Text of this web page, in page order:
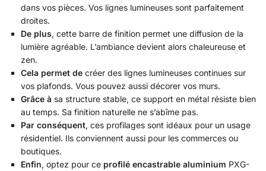
dans vos pièces. Vos lignes lumineuses sont parfaitement
droites.
De plus, cette barre de finition permet une diffusion de la
lumière agréable. L’ambiance devient alors chaleureuse et
zen.
Cela permet de créer des lignes lumineuses continues sur
vos plafonds. Vous pouvez aussi décorer vos murs.
Grâce à sa structure stable, ce support en métal résiste bien
au temps. Sa finition naturelle ne s’abîme pas.
Par conséquent, ces profilages sont idéaux pour un usage
résidentiel. Ils conviennent aussi pour les commerces ou
boutiques.
Enfin, optez pour ce profilé encastrable aluminium PXG-